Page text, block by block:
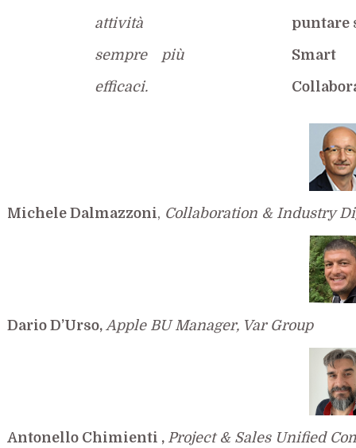
attività
sempre più
efficaci.
puntare
Smart
Michele Dalmazzoni, Collaboration & Industry
Dario D’Urso, Apple BU Manager, Var Group
Antonello Chimienti , Project & Sales Unified